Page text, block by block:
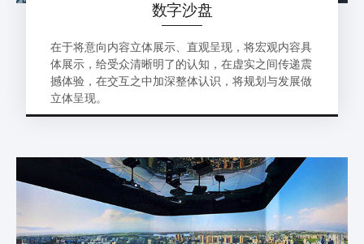
数字沙盘
在于将意向内容立体展示、直观呈现，将宏观内容具
体展示，给受众清晰明了的认知，在虚实之间传递震
撼体验，在交互之中加深整体认识，将规划与发展做
立体呈现。